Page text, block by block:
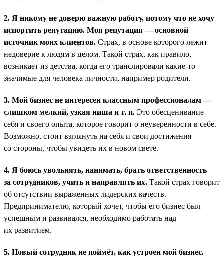
2. Я никому не доверю важную работу, потому что не хочу
испортить репутацию. Моя репутация — основной
источник моих клиентов. Страх, в основе которого лежит
недоверие к людям в целом. Такой страх, как правило,
возникает из детства, когда его транслировали какие-то
значимые для человека личности, например родители.
3. Мой бизнес не интересен классным профессионалам —
слишком мелкий, узкая ниша и т. п. Это обесценивание
себя и своего опыта, которое говорит о неуверенности в себе.
Возможно, стоит взглянуть на себя и свои достижения
со стороны, чтобы увидеть их в новом свете.
4. Я боюсь увольнять, нанимать, брать ответственность
за сотрудников, учить и направлять их. Такой страх говорит
об отсутствии выраженных лидерских качеств.
Предпринимателю, который хочет, чтобы его бизнес был
успешным и развивался, необходимо работать над
их развитием.
5. Новый сотрудник не поймёт, как устроен мой бизнес.